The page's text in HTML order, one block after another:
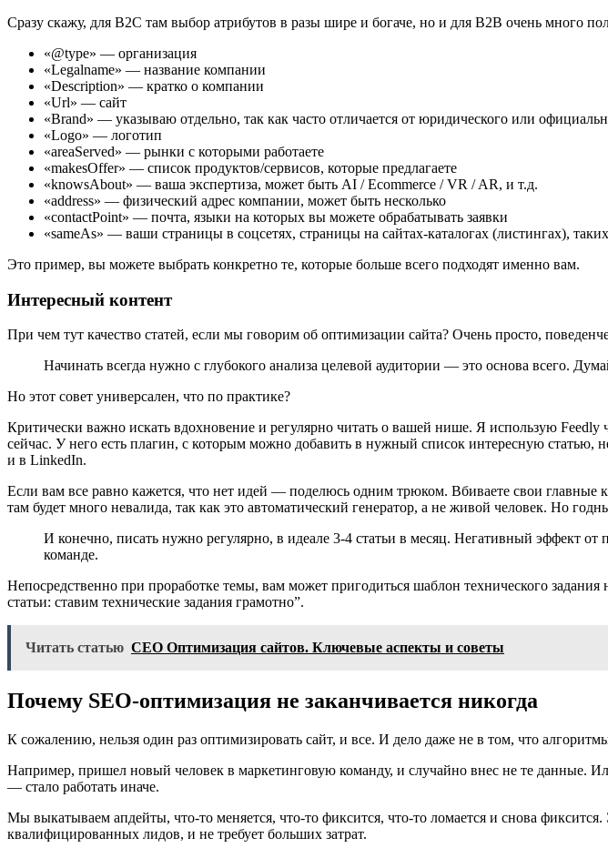
Сразу скажу, для B2C там выбор атрибутов в разы шире и богаче, но и для B2B очень много
«@type» — организация
«Legalname» — название компании
«Description» — кратко о компании
«Url» — сайт
«Brand» — указываю отдельно, так как часто отличается от юридического или
«Logo» — логотип
«areaServed» — рынки с которыми работаете
«makesOffer» — список продуктов/сервисов, которые предлагаете
«knowsAbout» — ваша экспертиза, может быть AI / Ecommerce / VR / AR, и т.д.
«address» — физический адрес компании, может быть несколько
«contactPoint» — почта, языки на которых вы можете обрабатывать заявки
«sameAs» — ваши страницы в соцсетях, страницы на сайтах-каталогах (листингах),
Это пример, вы можете выбрать конкретно те, которые больше всего подходят именно вам.
Интересный контент
При чем тут качество статей, если мы говорим об оптимизации сайта? Очень просто,
Начинать всегда нужно с глубокого анализа целевой аудитории — это основа всего.
Но этот совет универсален, что по практике?
Критически важно искать вдохновение и регулярно читать о вашей нише. Я использую Feedly
сейчас. У него есть плагин, с которым можно добавить в нужный список интересную статью,
и в LinkedIn.
Если вам все равно кажется, что нет идей — поделюсь одним трюком. Вбиваете свои главные
там будет много невалида, так как это автоматический генератор, а не живой человек. Но
И конечно, писать нужно регулярно, в идеале 3-4 статьи в месяц. Негативный эффект
команде.
Непосредственно при проработке темы, вам может пригодиться шаблон технического
статьи: ставим технические задания грамотно”.
Читать статью СЕО Оптимизация сайтов. Ключевые аспекты и советы
Почему SEO-оптимизация не заканчивается никогда
К сожалению, нельзя один раз оптимизировать сайт, и все. И дело даже не в том, что
Например, пришел новый человек в маркетинговую команду, и случайно внес не те данные.
— стало работать иначе.
Мы выкатываем апдейты, что-то меняется, что-то фиксится, что-то ломается и снова
квалифицированных лидов, и не требует больших затрат.